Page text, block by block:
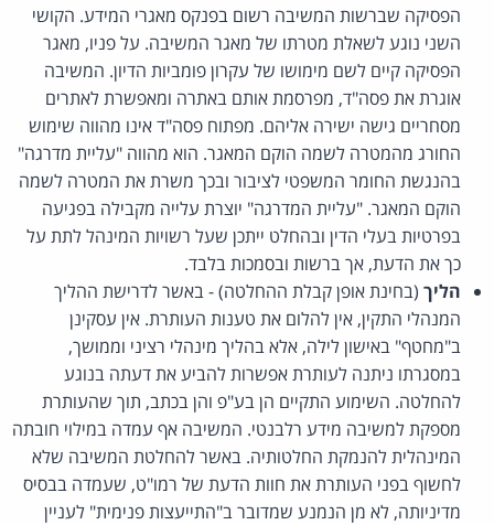
הפסיקה שברשות המשיבה רשום בפנקס מאגרי המידע. הקושי
השני נוגע לשאלת מטרתו של מאגר המשיבה. על פניו, מאגר
הפסיקה קיים לשם מימושו של עקרון פומביות הדיון. המשיבה
אוגרת את פסה"ד, מפרסמת אותם באתרה ומאפשרת לאתרים
מסחריים גישה ישירה אליהם. מפתוח פסה"ד אינו מהווה שימוש
החורג מהמטרה לשמה הוקם המאגר. הוא מהווה "עליית מדרגה"
בהנגשת החומר המשפטי לציבור ובכך משרת את המטרה לשמה
הוקם המאגר. "עליית המדרגה" יוצרת עלייה מקבילה בפגיעה
בפרטיות בעלי הדין ובהחלט ייתכן שעל רשויות המינהל לתת על
כך את הדעת, אך ברשות ובסמכות בלבד.
הליך (בחינת אופן קבלת ההחלטה) - באשר לדרישת ההליך
המנהלי התקין, אין להלום את טענות העותרת. אין עסקינן
ב"מחטף" באישון לילה, אלא בהליך מינהלי רציני וממושך,
במסגרתו ניתנה לעותרת אפשרות להביע את דעתה בנוגע
להחלטה. השימוע התקיים הן בע"פ והן בכתב, תוך שהעותרת
מספקת למשיבה מידע רלבנטי. המשיבה אף עמדה במילוי חובתה
המינהלית להנמקת החלטותיה. באשר להחלטת המשיבה שלא
לחשוף בפני העותרת את חוות הדעת של רמו"ט, שעמדה בבסיס
מדיניותה, לא מן הנמנע שמדובר ב"התייעצות פנימית" לעניין